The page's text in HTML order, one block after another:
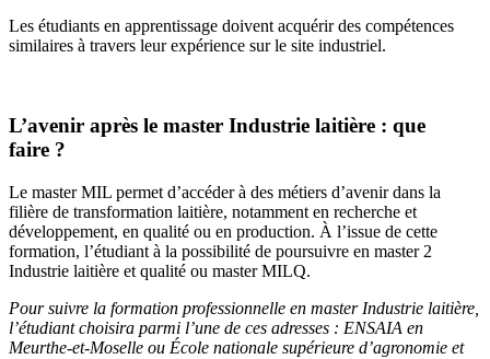
Les étudiants en apprentissage doivent acquérir des compétences
similaires à travers leur expérience sur le site industriel.
L’avenir après le master Industrie laitière : que
faire ?
Le master MIL permet d’accéder à des métiers d’avenir dans la
filière de transformation laitière, notamment en recherche et
développement, en qualité ou en production. À l’issue de cette
formation, l’étudiant à la possibilité de poursuivre en master 2
Industrie laitière et qualité ou master MILQ.
Pour suivre la formation professionnelle en master Industrie laitière,
l’étudiant choisira parmi l’une de ces adresses : ENSAIA en
Meurthe-et-Moselle ou École nationale supérieure d’agronomie et